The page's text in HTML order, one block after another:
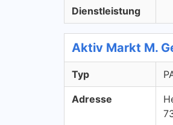
Dienstleistung
Aktiv Markt M.
Typ
Adresse